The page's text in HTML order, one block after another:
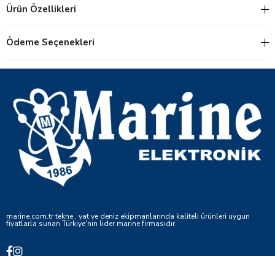
Ürün Özellikleri
Ödeme Seçenekleri
marine.com.tr tekne , yat ve deniz ekipmanlarında kaliteli ürünleri uygun
fiyatlarla sunan Türkiye'nin lider marine firmasıdır.